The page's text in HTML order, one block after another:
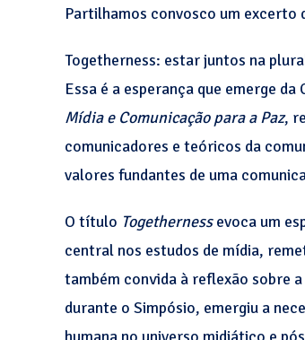
Partilhamos convosco um excerto
Togetherness: estar juntos na
Essa é a esperança que emerge
Mídia e Comunicação para a Paz,
comunicadores e teóricos da
valores fundantes de uma
O título Togethernessevoca um
central nos estudos de mídia,
também convida à reflexão sobre
durante o Simpósio, emergiu a